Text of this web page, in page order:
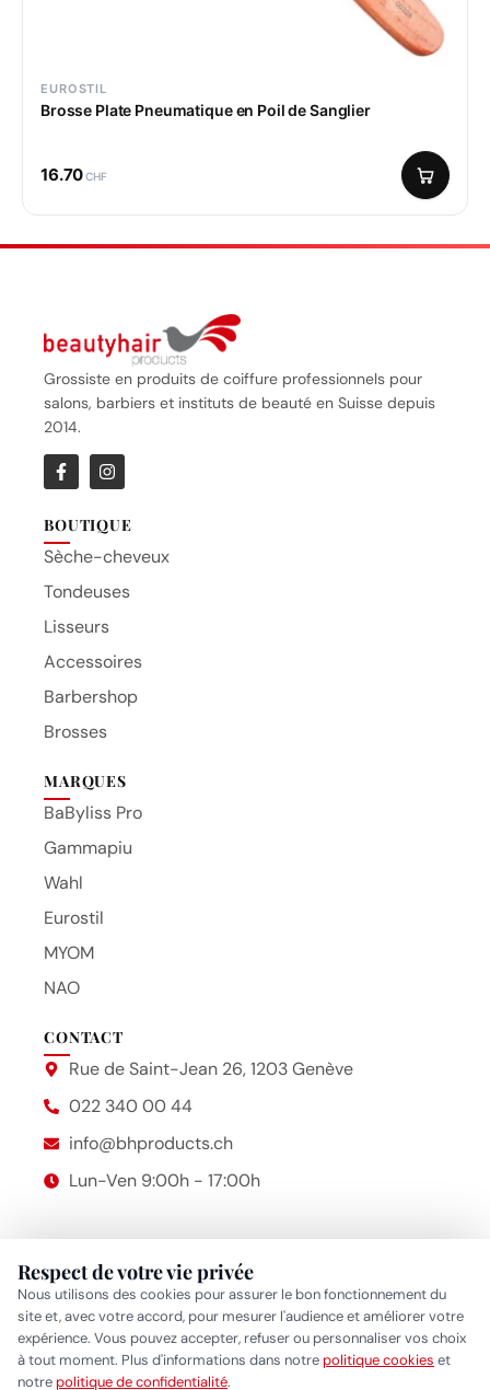
EUROSTIL
Brosse Plate Pneumatique en Poil de Sanglier
16.70CHF
Grossiste en produits de coiffure professionnels pour
salons, barbiers et instituts de beauté en Suisse depuis
2014.
BOUTIQUE
Sèche-cheveux
Tondeuses
Lisseurs
Accessoires
Barbershop
Brosses
MARQUES
BaByliss Pro
Gammapiu
Wahl
Eurostil
MYOM
NAO
CONTACT
Rue de Saint-Jean 26, 1203 Genève
022 340 00 44
info@bhproducts.ch
Lun-Ven 9:00h - 17:00h
2014 – 2026 © Bhproducts Mentions légales
Respect de votre vie privée
Nous utilisons des cookies pour assurer le bon fonctionnement du
site et, avec votre accord, pour mesurer l'audience et améliorer votre
expérience. Vous pouvez accepter, refuser ou personnaliser vos choix
à tout moment. Plus d'informations dans notrepolitique cookies et
notrepolitique de confidentialité.
Politique de confidentialité • Politique cookies •
Gérer mes
préférences cookies
Beauty Hair Products
Réponse généralement sous quelques heures